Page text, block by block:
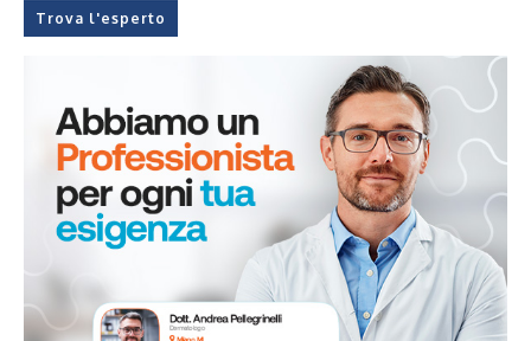
Trova l'esperto